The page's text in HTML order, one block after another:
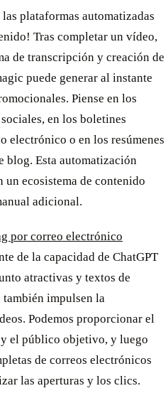
plataformas automatizadas
Tras completar un vídeo,
de transcripción y creación de
puede generar al instante
Piense en los
en los boletines
electrónico o en los resúmenes
blog. Esta automatización
un ecosistema de contenido
adicional.
por correo electrónico
de la capacidad de ChatGPT
atractivas y textos de
impulsen la
Podemos proporcionar el
el público objetivo, y luego
de correos electrónicos
las aperturas y los clics.